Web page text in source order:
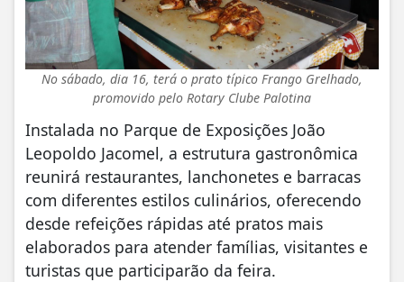
No sábado, dia 16, terá o prato típico Frango Grelhado,
promovido pelo Rotary Clube Palotina
Instalada no Parque de Exposições João
Leopoldo Jacomel, a estrutura gastronômica
reunirá restaurantes, lanchonetes e barracas
com diferentes estilos culinários, oferecendo
desde refeições rápidas até pratos mais
elaborados para atender famílias, visitantes e
turistas que participarão da feira.